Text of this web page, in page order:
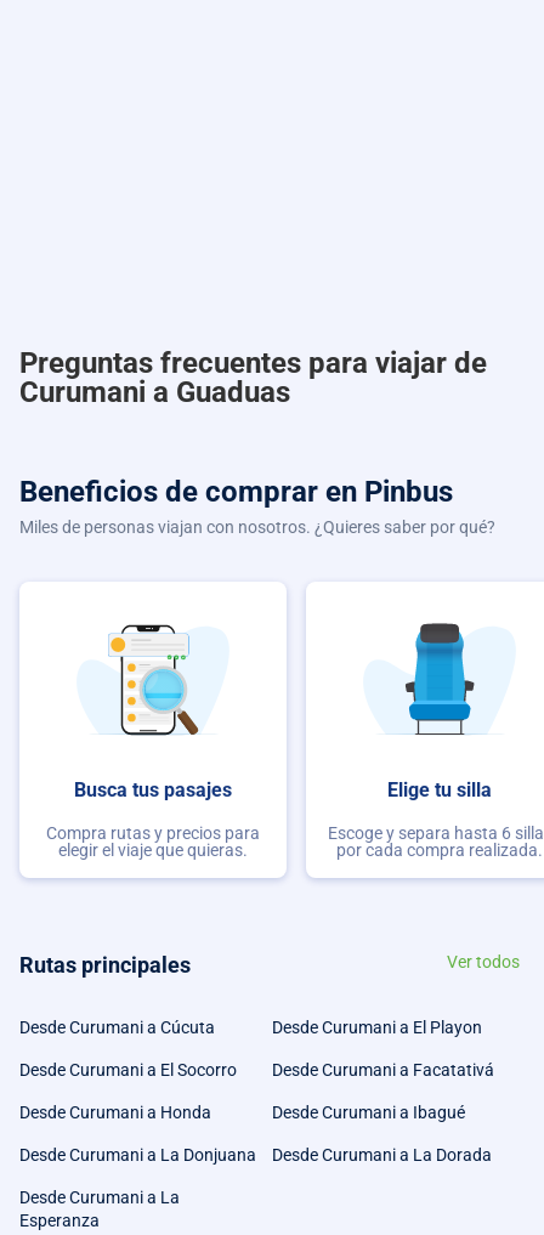
Preguntas frecuentes para viajar de
Curumani a Guaduas
Beneficios de comprar en Pinbus
Miles de personas viajan con nosotros. ¿Quieres saber por qué?
Busca tus pasajes
Compra rutas y precios para
elegir el viaje que quieras.
Elige tu silla
Escoge y separa hasta 6
por cada compra realizada.
Rutas principales Ver todos
Desde Curumani a Cúcuta Desde Curumani a El Playon
Desde Curumani a El Socorro Desde Curumani a Facatativá
Desde Curumani a Honda Desde Curumani a Ibagué
Desde Curumani a La Donjuana Desde Curumani a La Dorada
Desde Curumani a La
Esperanza